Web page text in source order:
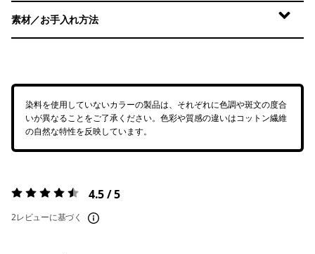
素材／お手入れ方法
染料を使用していないカラーの製品は、それぞれに色調や斑文の度合
いが異なることをご了承ください。色彩や質感の違いはコットン繊維
の自然な特性を反映しています。
評価:4.5 / 5 4.5 / 5
2レビューに基づく